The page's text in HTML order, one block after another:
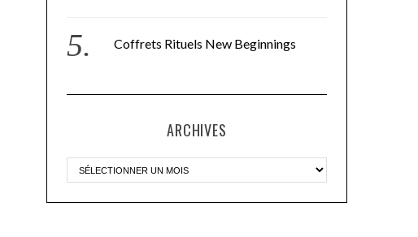
Coffrets Rituels New Beginnings
ARCHIVES